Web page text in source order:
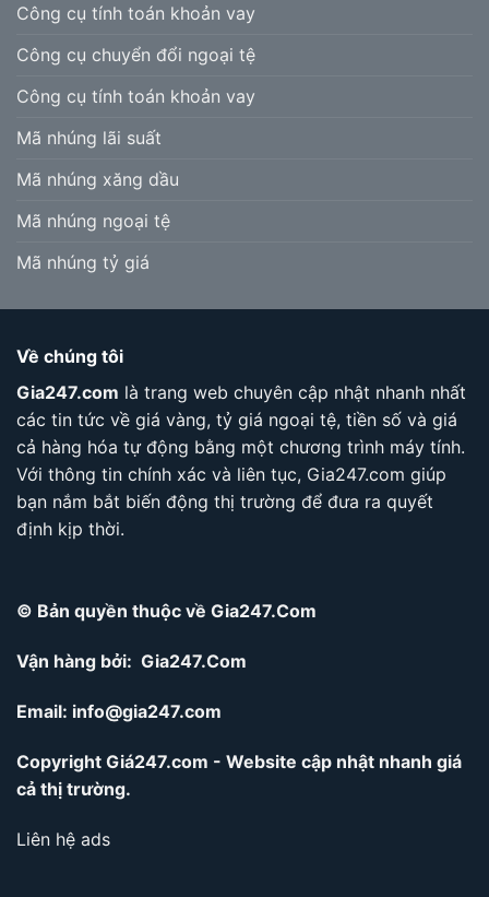
Công cụ tính toán khoản vay
Công cụ chuyển đổi ngoại tệ
Công cụ tính toán khoản vay
Mã nhúng lãi suất
Mã nhúng xăng dầu
Mã nhúng ngoại tệ
Mã nhúng tỷ giá
Về chúng tôi
Gia247.com là trang web chuyên cập nhật nhanh nhất
các tin tức về giá vàng, tỷ giá ngoại tệ, tiền số và giá
cả hàng hóa tự động bằng một chương trình máy tính.
Với thông tin chính xác và liên tục, Gia247.com giúp
bạn nắm bắt biến động thị trường để đưa ra quyết
định kịp thời.
© Bản quyền thuộc về Gia247.Com
Vận hàng bởi: Gia247.Com
Email: info@gia247.com
Copyright Giá247.com - Website cập nhật nhanh giá
cả thị trường.
Liên hệ ads